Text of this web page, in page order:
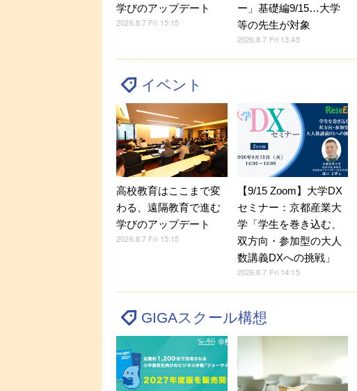
学びのアップデート
2026.8.7 Fri 15:15
ー」基礎編9/15…大学
等の先生が対象
2026.8.7 Fri 13:45
イベント
高校教育はここまで変
わる、遠隔教育で進む
学びのアップデート
2026.8.7 Fri 15:15
【9/15 Zoom】大学DX
セミナー：京都産業大
学「学生を巻き込む、
双方向・参加型の大人
数講義DXへの挑戦」
2026.8.7 Fri 14:15
GIGAスクール構想